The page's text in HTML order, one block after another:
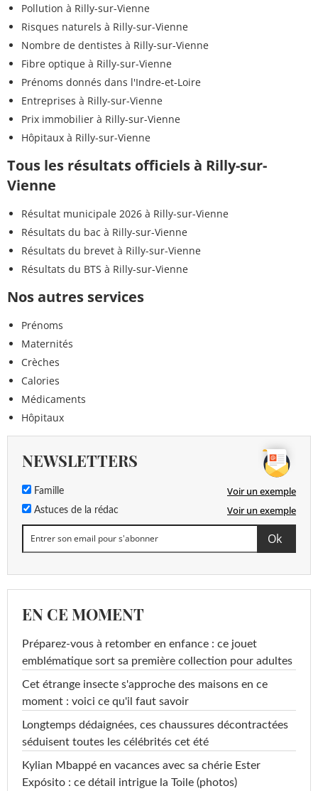
Pollution à Rilly-sur-Vienne
Risques naturels à Rilly-sur-Vienne
Nombre de dentistes à Rilly-sur-Vienne
Fibre optique à Rilly-sur-Vienne
Prénoms donnés dans l'Indre-et-Loire
Entreprises à Rilly-sur-Vienne
Prix immobilier à Rilly-sur-Vienne
Hôpitaux à Rilly-sur-Vienne
Tous les résultats officiels à Rilly-sur-
Vienne
Résultat municipale 2026 à Rilly-sur-Vienne
Résultats du bac à Rilly-sur-Vienne
Résultats du brevet à Rilly-sur-Vienne
Résultats du BTS à Rilly-sur-Vienne
Nos autres services
Prénoms
Maternités
Crèches
Calories
Médicaments
Hôpitaux
NEWSLETTERS
Famille Voir un exemple
Astuces de la rédac Voir un exemple
EN CE MOMENT
Préparez-vous à retomber en enfance : ce jouet
emblématique sort sa première collection pour adultes
Cet étrange insecte s'approche des maisons en ce
moment : voici ce qu'il faut savoir
Longtemps dédaignées, ces chaussures décontractées
séduisent toutes les célébrités cet été
Kylian Mbappé en vacances avec sa chérie Ester
Expósito : ce détail intrigue la Toile (photos)